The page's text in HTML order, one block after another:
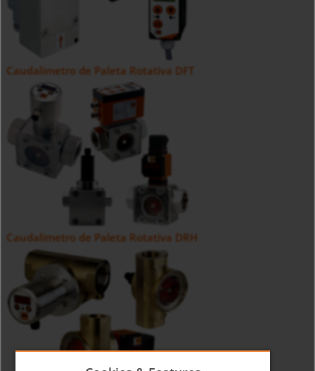
Caudalímetro de Paleta Rotativa DFT
Caudalímetro de Paleta Rotativa DRH